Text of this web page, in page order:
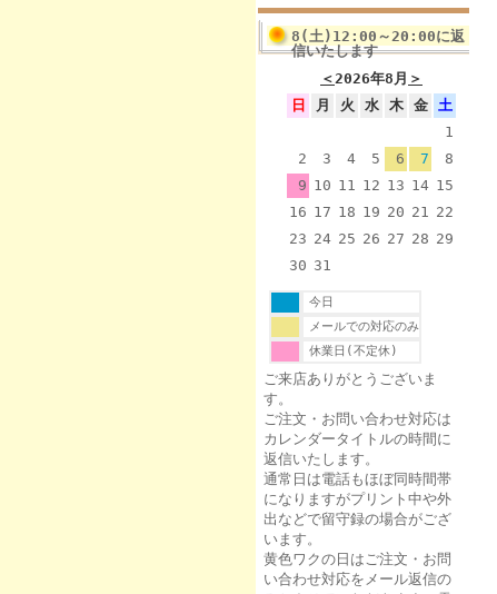
8(土)12:00～20:00に返
信いたします
＜2026年8月 ＞
日
月 火 水 木 金
土
1
2
3 4 5 6 7
8
9 10 11 12 13 14 15
16 17 18 19 20 21 22
23 24 25 26 27 28 29
30 31
今日
メールでの対応のみ
休業日(不定休)
ご来店ありがとうございま
す。
ご注文・お問い合わせ対応は
カレンダータイトルの時間に
返信いたします。
通常日は電話もほぼ同時間帯
になりますがプリント中や外
出などで留守録の場合がござ
います。
黄色ワクの日はご注文・お問
い合わせ対応をメール返信の